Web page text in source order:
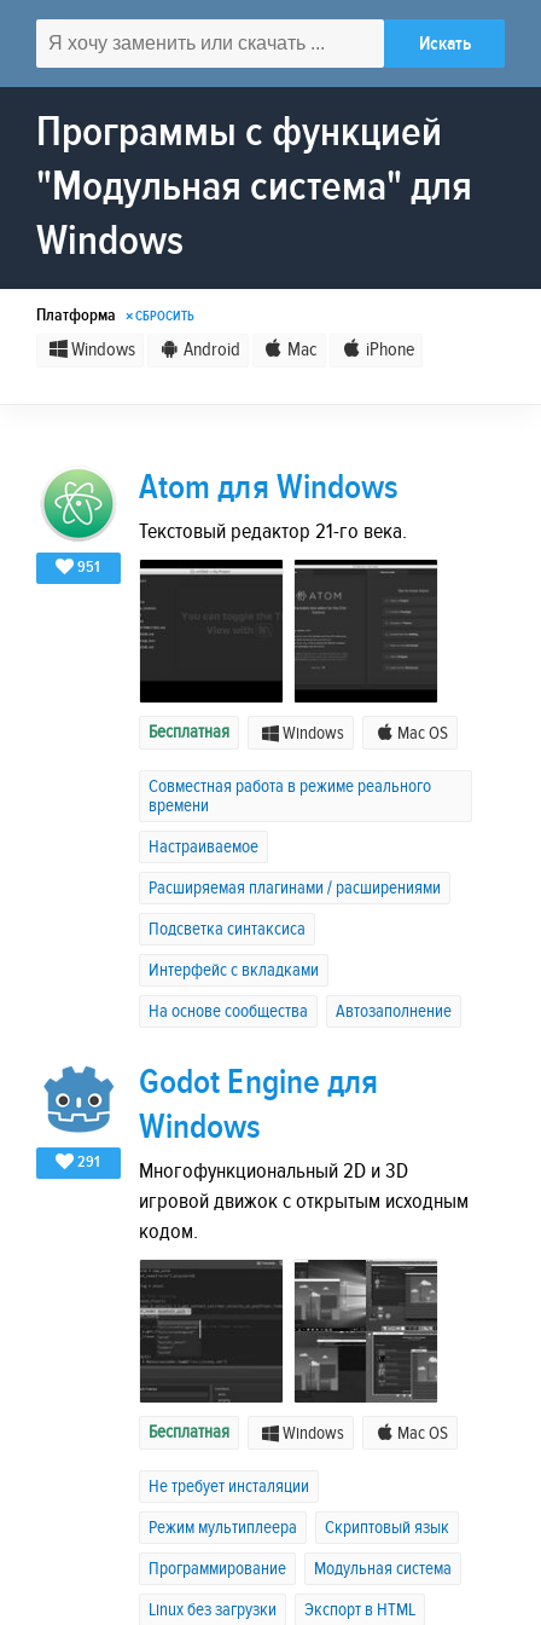
Программы с функцией
"Модульная система" для
Windows
Платформа × СБРОСИТЬ
Windows Android Mac iPhone
951
Atom для Windows
Текстовый редактор 21-го века.
Бесплатная Windows Mac OS
Совместная работа в режиме реального
времени
Настраиваемое
Расширяемая плагинами / расширениями
Подсветка синтаксиса
Интерфейс с вкладками
На основе сообщества
Автозаполнение
291
Godot Engine для
Windows
Многофункциональный 2D и 3D
игровой движок с открытым исходным
кодом.
Бесплатная Windows Mac OS
Не требует инсталяции
Режим мультиплеера
Скриптовый язык
Программирование
Модульная система
Linux без загрузки
Экспорт в HTML